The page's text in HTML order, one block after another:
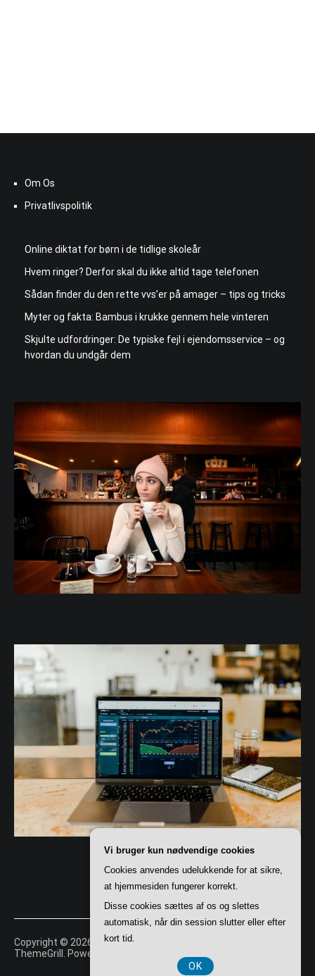
Om Os
Privatlivspolitik
Online diktat for børn i de tidlige skoleår
Hvem ringer? Derfor skal du ikke altid tage telefonen
Sådan finder du den rette vvs’er på amager – tips og tricks
Myter og fakta: Bambus i krukke gennem hele vinteren
Skjulte udfordringer: De typiske fejl i ejendomsservice – og
hvordan du undgår dem
Copyright © 2026 Tory. All rights reserved. Theme:
ThemeGrill. Powered by
Vi bruger kun nødvendige cookies
Cookies anvendes udelukkende for at sikre,
at hjemmesiden fungerer korrekt.
Disse cookies sættes af os og slettes
automatisk, når din session slutter eller efter
kort tid.
OK